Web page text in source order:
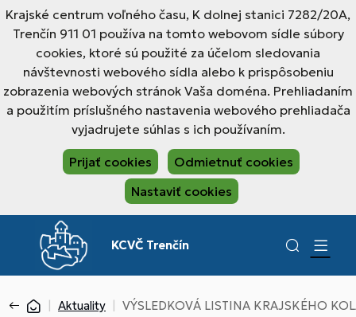
Krajské centrum voľného času, K dolnej stanici 7282/20A,
Trenčín 911 01 používa na tomto webovom sídle súbory
cookies, ktoré sú použité za účelom sledovania
návštevnosti webového sídla alebo k prispôsobeniu
zobrazenia webových stránok Vaša doména. Prehliadaním
a použitím príslušného nastavenia webového prehliadača
vyjadrujete súhlas s ich používaním.
Prijať cookies
Odmietnuť cookies
Nastaviť cookies
KCVČ Trenčín
Aktuality VÝSLEDKOVÁ LISTINA KRAJSKÉHO